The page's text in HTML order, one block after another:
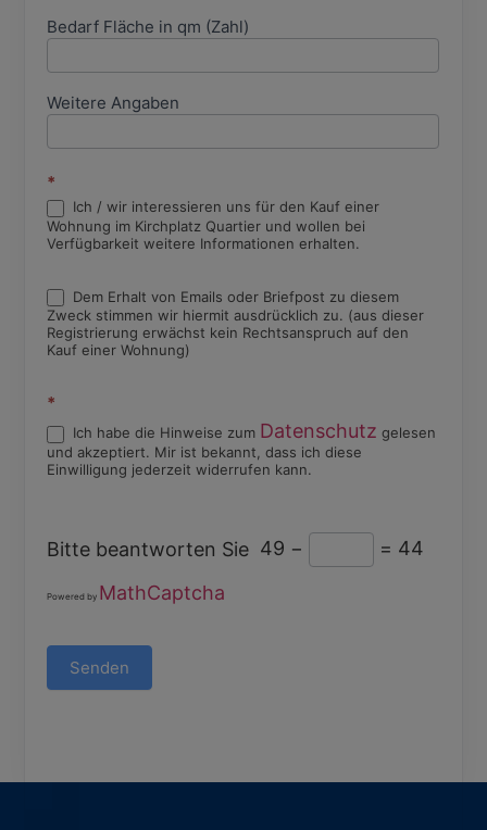
Bedarf Fläche in qm (Zahl)
Weitere Angaben
*
Ich / wir interessieren uns für den Kauf einer
Wohnung im Kirchplatz Quartier und wollen bei
Verfügbarkeit weitere Informationen erhalten.
Dem Erhalt von Emails oder Briefpost zu diesem
Zweck stimmen wir hiermit ausdrücklich zu. (aus dieser
Registrierung erwächst kein Rechtsanspruch auf den
Kauf einer Wohnung)
*
Ich habe die Hinweise zum Datenschutz gelesen
und akzeptiert. Mir ist bekannt, dass ich diese
Einwilligung jederzeit widerrufen kann.
Bitte beantworten Sie 49 − = 44
Powered by MathCaptcha
Senden